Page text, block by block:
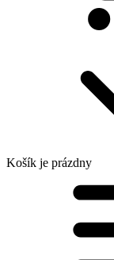
Košík je prázdny